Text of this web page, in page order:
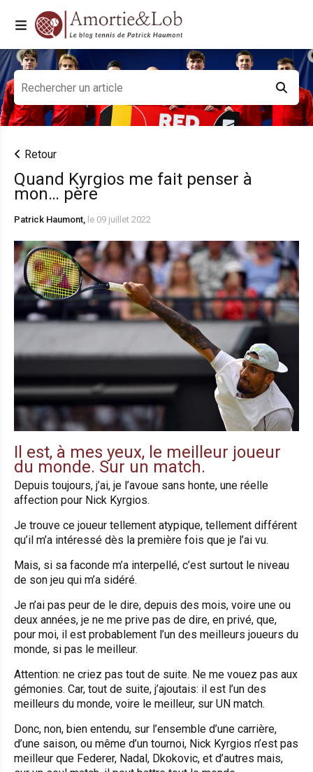
Retour
Quand Kyrgios me fait penser à
mon… père
Patrick Haumont, le 09 juillet 2022
Il est, à mes yeux, le meilleur joueur
du monde. Sur un match.
Depuis toujours, j’ai, je l’avoue sans honte, une réelle
affection pour Nick Kyrgios.
Je trouve ce joueur tellement atypique, tellement différent
qu’il m’a intéressé dès la première fois que je l’ai vu.
Mais, si sa faconde m’a interpellé, c’est surtout le niveau
de son jeu qui m’a sidéré.
Je n’ai pas peur de le dire, depuis des mois, voire une ou
deux années, je ne me prive pas de dire, en privé, que,
pour moi, il est probablement l’un des meilleurs joueurs du
monde, si pas le meilleur.
Attention: ne criez pas tout de suite. Ne me vouez pas aux
gémonies. Car, tout de suite, j’ajoutais: il est l’un des
meilleurs du monde, voire le meilleur, sur UN match.
Donc, non, bien entendu, sur l’ensemble d’une carrière,
d’une saison, ou même d’un tournoi, Nick Kyrgios n’est pas
meilleur que Federer, Nadal, Dkokovic, et d’autres mais,